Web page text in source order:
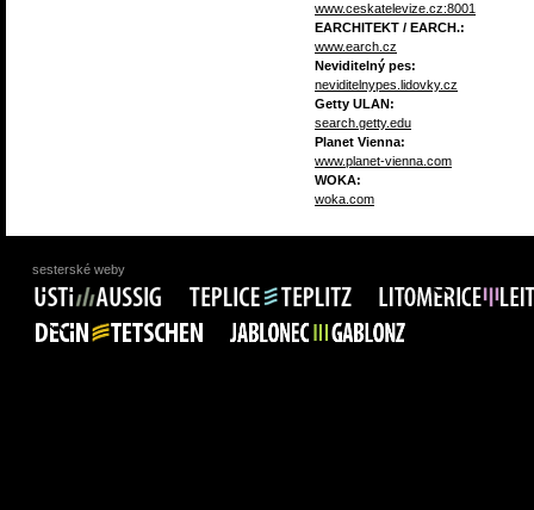
www.ceskatelevize.cz:8001
EARCHITEKT / EARCH.:
www.earch.cz
Neviditelný pes:
neviditelnypes.lidovky.cz
Getty ULAN:
search.getty.edu
Planet Vienna:
www.planet-vienna.com
WOKA:
woka.com
sesterské weby